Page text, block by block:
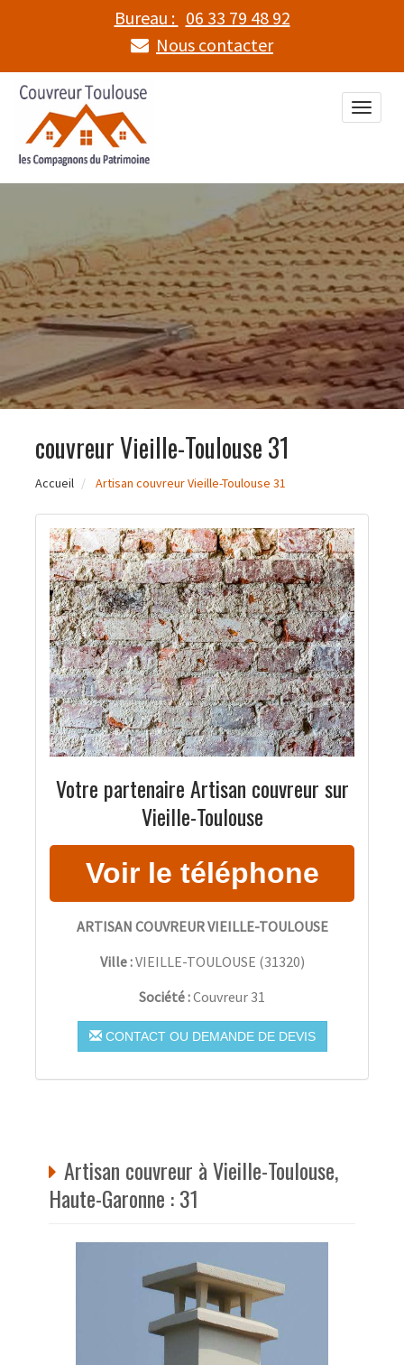
Bureau : 06 33 79 48 92
Nous contacter
Toggle
couvreur Vieille-Toulouse 31
Accueil Artisan couvreur Vieille-Toulouse 31
Votre partenaire Artisan couvreur sur
Vieille-Toulouse
ARTISAN COUVREUR VIEILLE-TOULOUSE
Ville :VIEILLE-TOULOUSE (31320)
Société :Couvreur 31
CONTACT OU DEMANDE DE DEVIS
Artisan couvreur à Vieille-Toulouse,
Haute-Garonne : 31